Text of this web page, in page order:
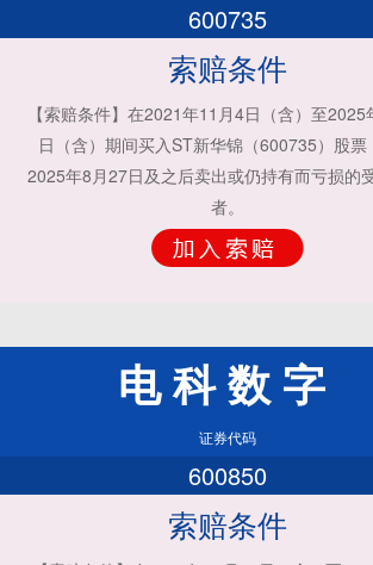
600735
索赔条件
【索赔条件】在2021年11月4日（含）至2025
日（含）期间买入ST新华锦（600735）股票
2025年8月27日及之后卖出或仍持有而亏损的
者。
电科数字
证券代码
600850
索赔条件